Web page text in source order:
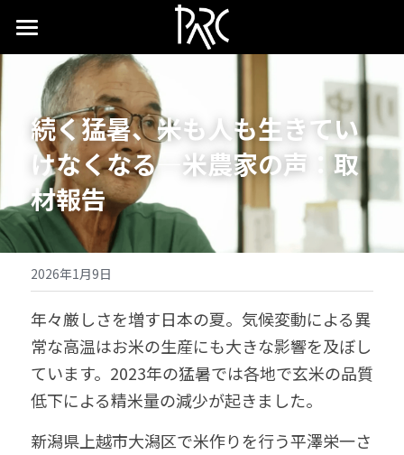
ホーム
続く猛暑、米も人も生きてい
けなくなる―米農家の声：取
材報告
2026年1月9日
年々厳しさを増す日本の夏。気候変動による異
常な高温はお米の生産にも大きな影響を及ぼし
ています。2023年の猛暑では各地で玄米の品質
低下による精米量の減少が起きました。
新潟県上越市大潟区で米作りを行う平澤栄一さ
ストアカテゴリー
すべてのカテゴリー